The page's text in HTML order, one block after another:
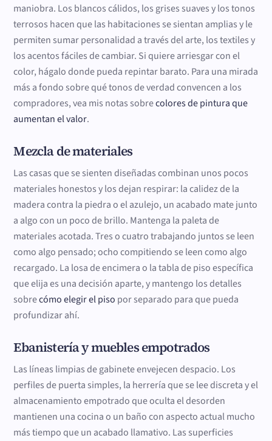
maniobra. Los blancos cálidos, los grises suaves y los tonos
terrosos hacen que las habitaciones se sientan amplias y le
permiten sumar personalidad a través del arte, los textiles y
los acentos fáciles de cambiar. Si quiere arriesgar con el
color, hágalo donde pueda repintar barato. Para una mirada
más a fondo sobre qué tonos de verdad convencen a los
compradores, vea mis notas sobrecolores de pintura que
aumentan el valor.
Mezcla de materiales
Las casas que se sienten diseñadas combinan unos pocos
materiales honestos y los dejan respirar: la calidez de la
madera contra la piedra o el azulejo, un acabado mate junto
a algo con un poco de brillo. Mantenga la paleta de
materiales acotada. Tres o cuatro trabajando juntos se leen
como algo pensado; ocho compitiendo se leen como algo
recargado. La losa de encimera o la tabla de piso específica
que elija es una decisión aparte, y mantengo los detalles
sobrecómo elegir el piso por separado para que pueda
profundizar ahí.
Ebanistería y muebles empotrados
Las líneas limpias de gabinete envejecen despacio. Los
perfiles de puerta simples, la herrería que se lee discreta y el
almacenamiento empotrado que oculta el desorden
mantienen una cocina o un baño con aspecto actual mucho
más tiempo que un acabado llamativo. Las superficies